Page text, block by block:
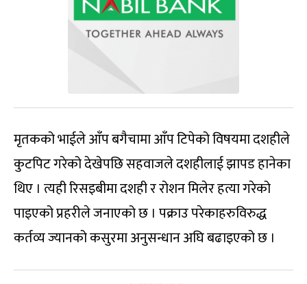
मृतकको भाईले आँप बगैचामा आँप टिपेको विषयमा दशहीले
कुटपिट गरेको देखेपछि सहवाजले दशहीलाई झापड हानेका
थिए । त्यही रिसइबीमा दशही र रोशन मिलेर हत्या गरेको
पाइएको प्रहरीले जनाएको छ । पक्राउ परेकाहरुविरुद्ध
कर्तव्य ज्यानको कसुरमा अनुसन्धान अघि बढाइएको छ ।